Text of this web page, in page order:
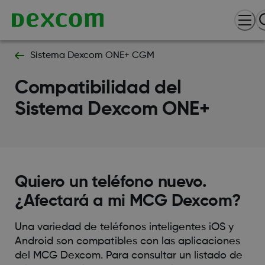
Sistema Dexcom ONE+ CGM
Compatibilidad del
Sistema Dexcom ONE+
Quiero un teléfono nuevo.
¿Afectará a mi MCG Dexcom?
Una variedad de teléfonos inteligentes iOS y
Android son compatibles con las aplicaciones
del MCG Dexcom. Para consultar un listado de